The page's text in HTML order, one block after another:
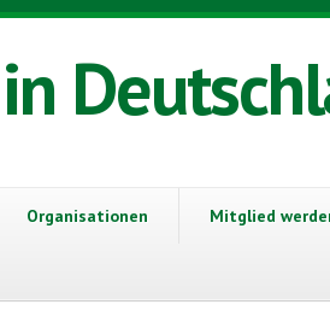
Organisationen Mitglied